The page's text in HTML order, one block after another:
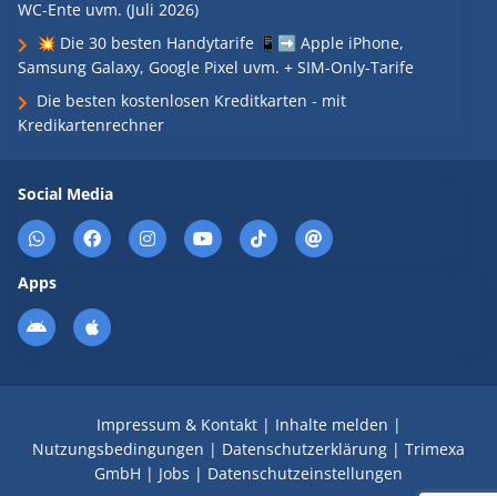
WC-Ente uvm. (Juli 2026)
💥 Die 30 besten Handytarife 📱➡️ Apple iPhone,
Samsung Galaxy, Google Pixel uvm. + SIM-Only-Tarife
Die besten kostenlosen Kreditkarten - mit
Kredikartenrechner
Social Media
Apps
Impressum & Kontakt| Inhalte melden |
Nutzungsbedingungen | Datenschutzerklärung | Trimexa
GmbH | Jobs | Datenschutzeinstellungen